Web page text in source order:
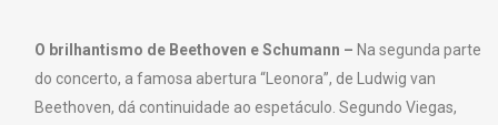
O brilhantismo de Beethoven e Schumann – Na segunda parte
do concerto, a famosa abertura “Leonora”, de Ludwig van
Beethoven, dá continuidade ao espetáculo. Segundo Viegas,